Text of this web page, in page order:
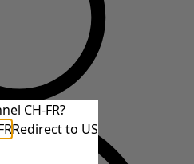
CH-FR?
Redirect to US